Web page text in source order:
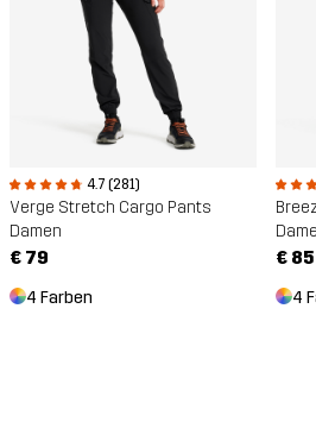
4.7 (281)
Verge Stretch Cargo Pants
Damen
€ 79
4 Farben
€ 85
4